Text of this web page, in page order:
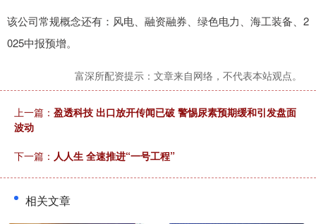
该公司常规概念还有：风电、融资融券、绿色电力、海工装备、2
025中报预增。
富深所配资提示：文章来自网络，不代表本站观点。
上一篇： 盈透科技 出口放开传闻已破 警惕尿素预期缓和引发盘面
波动
下一篇： 人人生 全速推进“一号工程”
相关文章